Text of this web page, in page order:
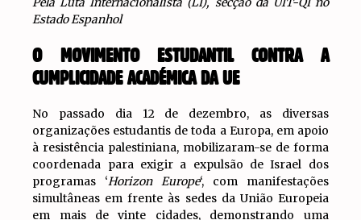
Estado Espanhol
O MOVIMENTO ESTUDANTIL CONTRA A
CUMPLICIDADE ACADÉMICA DA UE
No passado dia 12 de dezembro, as diversas
organizações estudantis de toda a Europa, em apoio
à resistência palestiniana, mobilizaram-se de forma
coordenada para exigir a expulsão de Israel dos
programas ‘Horizon Europe‘, com manifestações
simultâneas em frente às sedes da União Europeia
em mais de vinte cidades, demonstrando uma